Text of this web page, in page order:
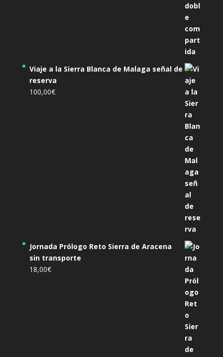
Viaje a la Sierra Blanca de Malaga señal de
reserva
100,00€
Jornada Prólogo Reto Sierra de Aracena
sin transporte
18,00€